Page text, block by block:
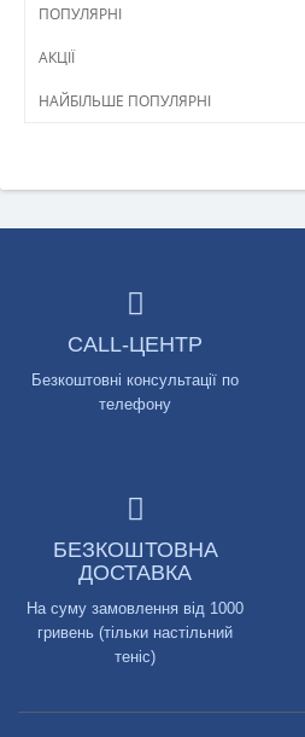
ПОПУЛЯРНІ
АКЦІЇ
НАЙБІЛЬШЕ ПОПУЛЯРНІ
CALL-ЦЕНТР
Безкоштовні консультації по
телефону
БЕЗКОШТОВНА
ДОСТАВКА
На суму замовлення від 1000
гривень (тільки настільний
теніс)